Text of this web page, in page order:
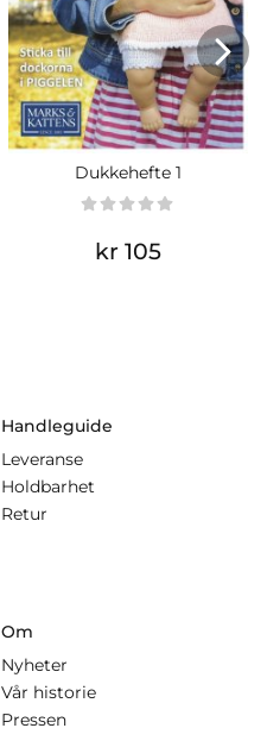
Dukkehefte 1
kr 105
Handleguide
Leveranse
Holdbarhet
Retur
Om
Nyheter
Vår historie
Pressen